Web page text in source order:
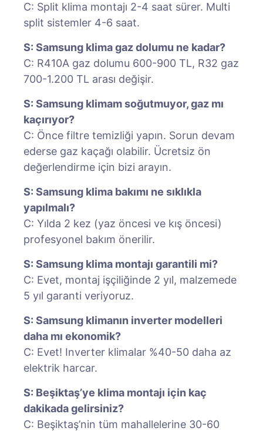
C: Split klima montajı 2-4 saat sürer. Multi
split sistemler 4-6 saat.
S: Samsung klima gaz dolumu ne kadar?
C: R410A gaz dolumu 600-900 TL, R32 gaz
700-1.200 TL arası değişir.
S: Samsung klimam soğutmuyor, gaz mı
kaçırıyor?
C: Önce filtre temizliği yapın. Sorun devam
ederse gaz kaçağı olabilir. Ücretsiz ön
değerlendirme için bizi arayın.
S: Samsung klima bakımı ne sıklıkla
yapılmalı?
C: Yılda 2 kez (yaz öncesi ve kış öncesi)
profesyonel bakım önerilir.
S: Samsung klima montajı garantili mi?
C: Evet, montaj işçiliğinde 2 yıl, malzemede
5 yıl garanti veriyoruz.
S: Samsung klimanın inverter modelleri
daha mı ekonomik?
C: Evet! Inverter klimalar %40-50 daha az
elektrik harcar.
S: Beşiktaş’ye klima montajı için kaç
dakikada gelirsiniz?
C: Beşiktaş’nin tüm mahallelerine 30-60